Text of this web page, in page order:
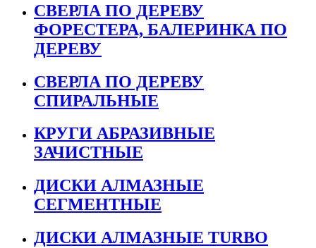
СВЕРЛА ПО ДЕРЕВУ
ФОРЕСТЕРА, БАЛЕРИНКА ПО
ДЕРЕВУ
СВЕРЛА ПО ДЕРЕВУ
СПИРАЛЬНЫЕ
КРУГИ АБРАЗИВНЫЕ
ЗАЧИСТНЫЕ
ДИСКИ АЛМАЗНЫЕ
СЕГМЕНТНЫЕ
ДИСКИ АЛМАЗНЫЕ TURBO